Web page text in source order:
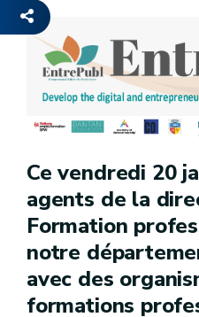
Ce vendredi 20
agents de la
Formation
notre
avec des
formations